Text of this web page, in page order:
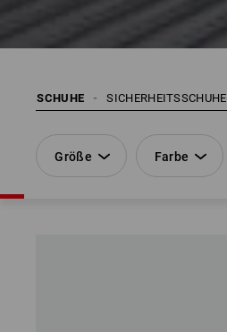
SCHUHE SICHERHEITSSCHUHE
Größe Farbe